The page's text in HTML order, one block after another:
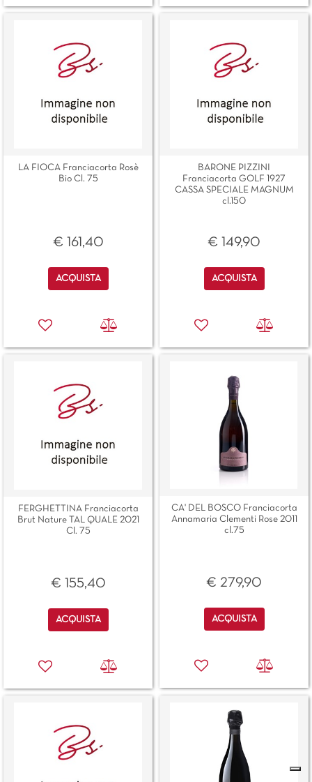
LA FIOCA Franciacorta Rosè
Bio Cl. 75
€ 161,40
Quantità
ACQUISTA
BARONE PIZZINI
Franciacorta GOLF 1927
CASSA SPECIALE MAGNUM
cl.150
€ 149,90
Quantità
ACQUISTA
FERGHETTINA Franciacorta
Brut Nature TAL QUALE 2021
Cl. 75
€ 155,40
Quantità
ACQUISTA
CA' DEL BOSCO Franciacorta
Annamaria Clementi Rose 2011
cl.75
€ 279,90
Quantità
ACQUISTA